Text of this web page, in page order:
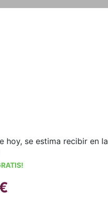
hoy, se estima recibir en la